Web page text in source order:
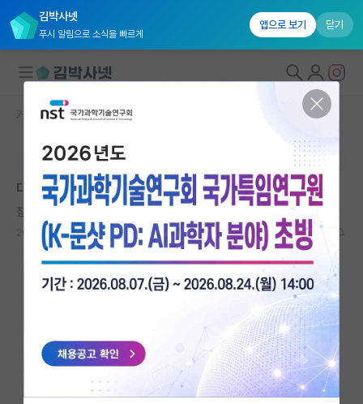
김박사넷
푸시 알림으로 소식을 빠르게
앱으로 보기 닫기
연구실&오픈랩
커뮤니티
커뮤니티 홈
IF 명예의전당
자유 게시판(아무개랩)
커뮤니티 홈 자유 게시판(아무개랩)
본문이 수정되지 않는 박제글입니다.
대학원 알아보는중
집요한 카를 마르크스
2023.10.02 2 3238